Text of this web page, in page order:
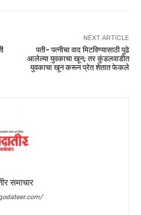
NEXT ARTICLE
पती- पत्नीचा वाद मिटविण्यासाठी पुढे
आलेल्या युवकाचा खून; तर कुंडलवाडीत
युवकाचा खून करून प्रेत शेतात फेकले
समाचार